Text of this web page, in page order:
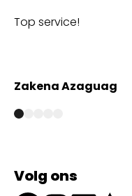
Top service!
Zakena Azaguag
Volg ons